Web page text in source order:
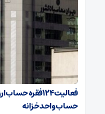
فعالیت ۱۲۴
حساب واحد خزانه